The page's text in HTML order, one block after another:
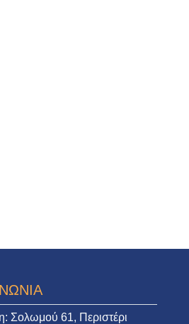
Σολωμού 61, Περιστέρι